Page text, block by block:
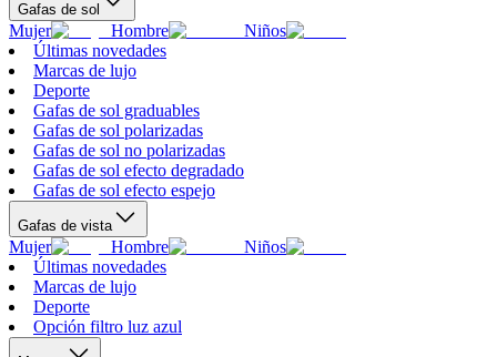
Gafas de sol
Mujer Hombre
Niños
Últimas novedades
Marcas de lujo
Deporte
Gafas de sol graduables
Gafas de sol polarizadas
Gafas de sol no polarizadas
Gafas de sol efecto degradado
Gafas de sol efecto espejo
Gafas de vista
Mujer Hombre
Niños
Últimas novedades
Marcas de lujo
Deporte
Opción filtro luz azul